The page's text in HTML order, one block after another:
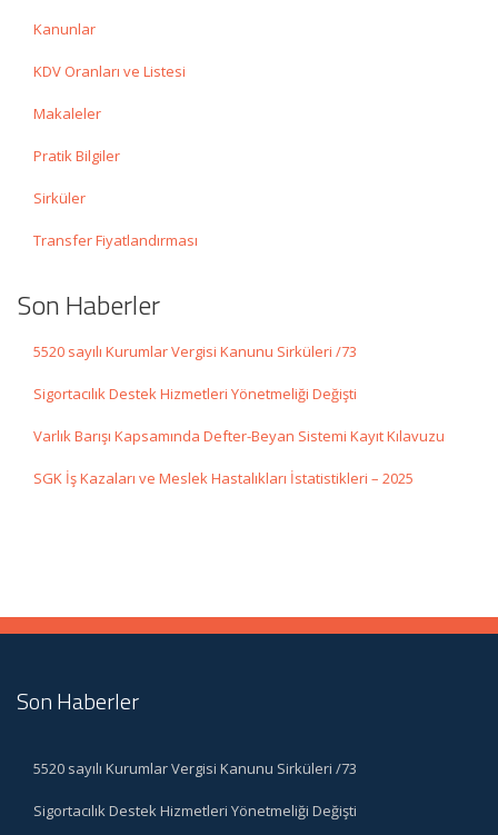
Kanunlar
KDV Oranları ve Listesi
Makaleler
Pratik Bilgiler
Sirküler
Transfer Fiyatlandırması
Son Haberler
5520 sayılı Kurumlar Vergisi Kanunu Sirküleri /73
Sigortacılık Destek Hizmetleri Yönetmeliği Değişti
Varlık Barışı Kapsamında Defter-Beyan Sistemi Kayıt Kılavuzu
SGK İş Kazaları ve Meslek Hastalıkları İstatistikleri – 2025
Son Haberler
5520 sayılı Kurumlar Vergisi Kanunu Sirküleri /73
Sigortacılık Destek Hizmetleri Yönetmeliği Değişti